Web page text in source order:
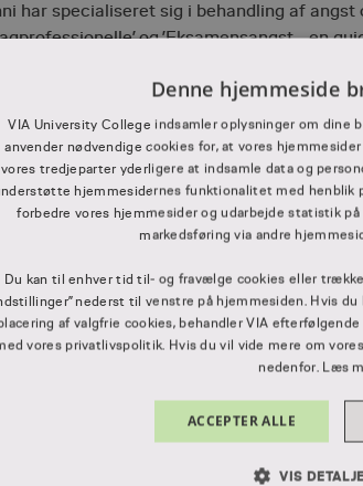
har specialiseret sig i behandling af angst
og ’Eksamensangst - en
Denne hjemmeside
VIA University College indsamler oplysninger om dine
anvender nødvendige cookies for, at vores
vores tredjeparter yderligere at indsamle data og
hjemmesidernes funktionalitet med henblik
forbedre vores hjemmesider og udarbejde statistik
markedsføring via andre
Du kan til enhver tid til- og fravælge cookies eller
nederst til venstre på hjemmesiden. Hvis
af valgfrie cookies, behandler VIA
vores privatlivspolitik. Hvis du vil vide mere om
nedenfor. Læs
ACCEPTER ALLE
VIS